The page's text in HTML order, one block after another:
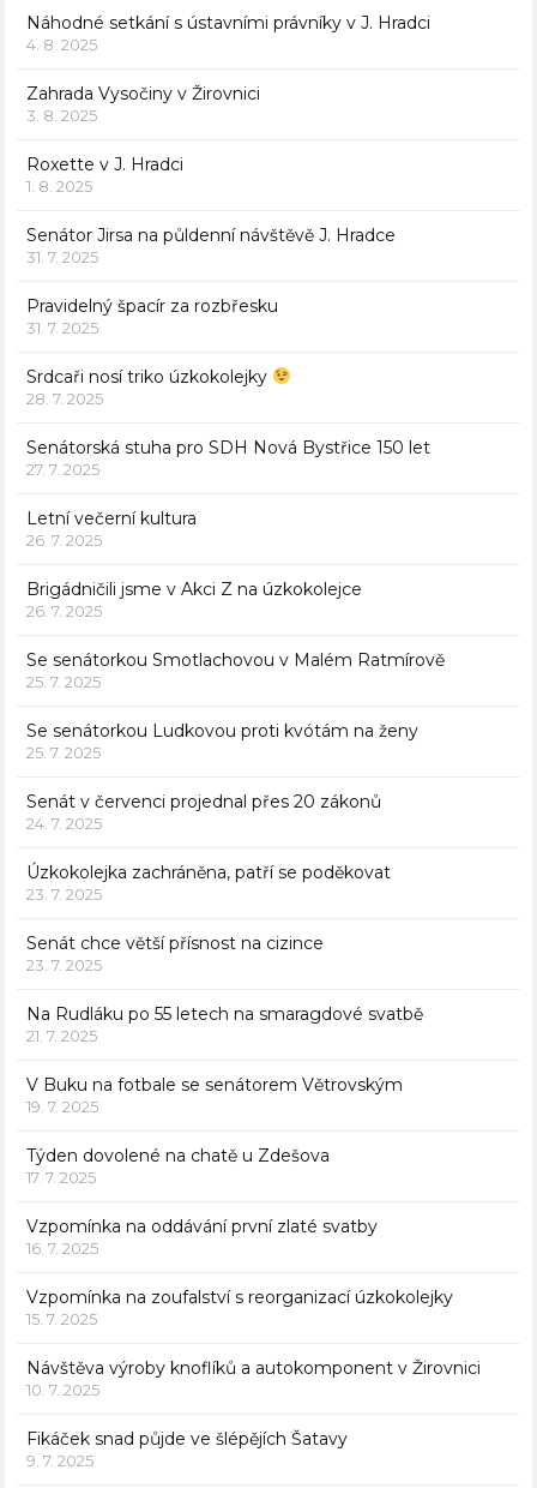
Náhodné setkání s ústavními právníky v J. Hradci
4. 8. 2025
Zahrada Vysočiny v Žirovnici
3. 8. 2025
Roxette v J. Hradci
1. 8. 2025
Senátor Jirsa na půldenní návštěvě J. Hradce
31. 7. 2025
Pravidelný špacír za rozbřesku
31. 7. 2025
Srdcaři nosí triko úzkokolejky
28. 7. 2025
Senátorská stuha pro SDH Nová Bystřice 150 let
27. 7. 2025
Letní večerní kultura
26. 7. 2025
Brigádničili jsme v Akci Z na úzkokolejce
26. 7. 2025
Se senátorkou Smotlachovou v Malém Ratmírově
25. 7. 2025
Se senátorkou Ludkovou proti kvótám na ženy
25. 7. 2025
Senát v červenci projednal přes 20 zákonů
24. 7. 2025
Úzkokolejka zachráněna, patří se poděkovat
23. 7. 2025
Senát chce větší přísnost na cizince
23. 7. 2025
Na Rudláku po 55 letech na smaragdové svatbě
21. 7. 2025
V Buku na fotbale se senátorem Větrovským
19. 7. 2025
Týden dovolené na chatě u Zdešova
17. 7. 2025
Vzpomínka na oddávání první zlaté svatby
16. 7. 2025
Vzpomínka na zoufalství s reorganizací úzkokolejky
15. 7. 2025
Návštěva výroby knoflíků a autokomponent v Žirovnici
10. 7. 2025
Fikáček snad půjde ve šlépějích Šatavy
9. 7. 2025